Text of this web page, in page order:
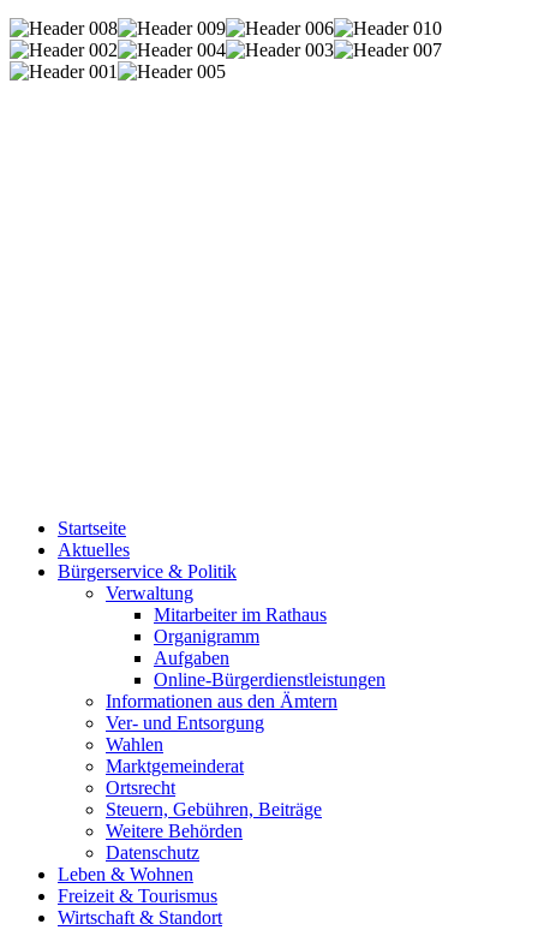
Startseite
Aktuelles
Bürgerservice & Politik
Verwaltung
Mitarbeiter im Rathaus
Organigramm
Aufgaben
Online-Bürgerdienstleistungen
Informationen aus den Ämtern
Ver- und Entsorgung
Wahlen
Marktgemeinderat
Ortsrecht
Steuern, Gebühren, Beiträge
Weitere Behörden
Datenschutz
Leben & Wohnen
Freizeit & Tourismus
Wirtschaft & Standort